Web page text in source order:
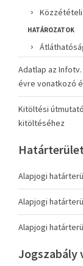
HATÁROZATOK
Adatlap az
évre vonatkozó
Kitöltési
kitöltéséhez
Alapjogi
Alapjogi
Alapjogi
Jogszabály